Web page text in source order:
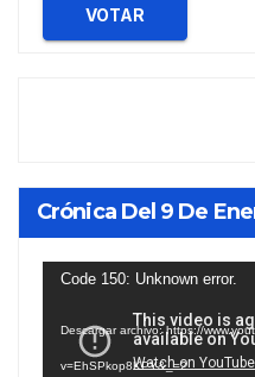
VOTAR
Crónica Del 9 De
Reproductor
vídeo
Code 150: Unknown error.
Descargar archivo: https://
v=EhSPkop8KPY&_=2